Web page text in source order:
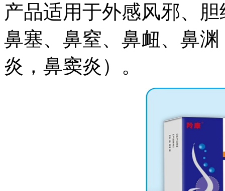
产品适用于外感风邪、
鼻塞、鼻窒、鼻衄、鼻
炎，鼻窦炎）。